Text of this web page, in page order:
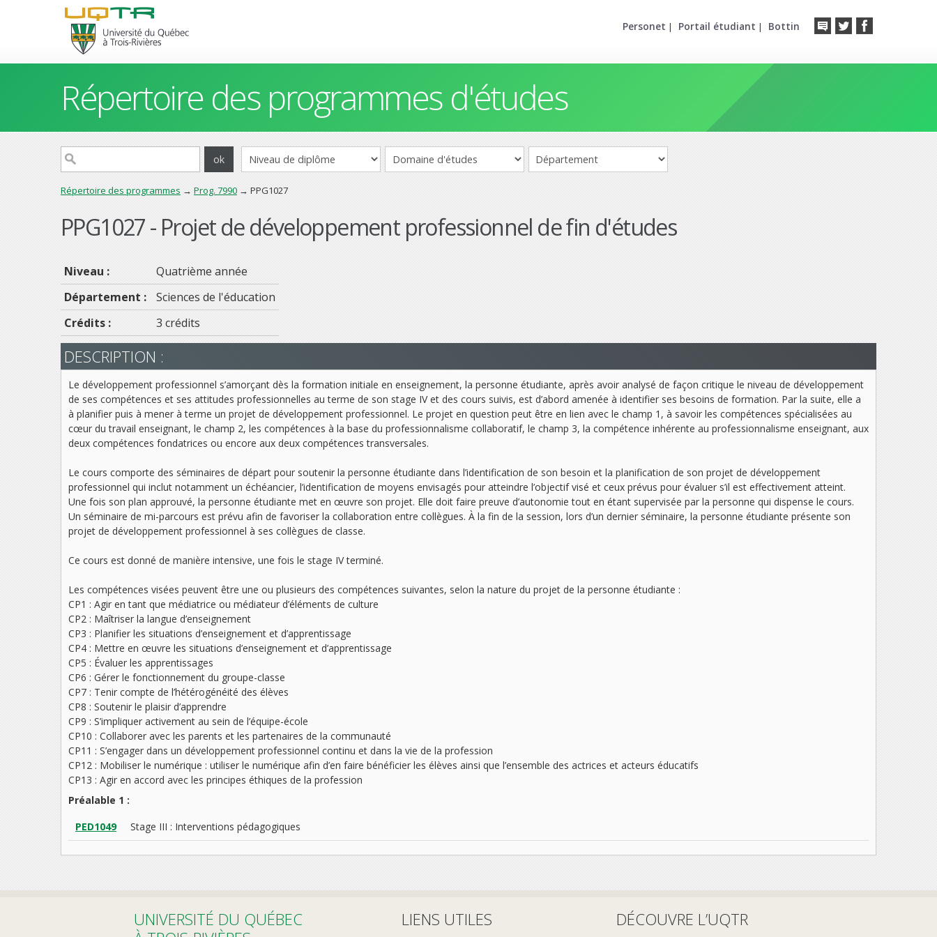
Personet | Portail étudiant | Bottin
Répertoire des programmes d'études
Répertoire des programmes → Prog. 7990 → PPG1027
PPG1027 - Projet de développement professionnel de fin d'études
Niveau :
Quatrième année
Département :
Sciences de l'éducation
Crédits :
3 crédits
DESCRIPTION :
Le développement professionnel s’amorçant dès la formation initiale en enseignement, la personne étudiante, après avoir analysé de façon critique le niveau de développement
de ses compétences et ses attitudes professionnelles au terme de son stage IV et des cours suivis, est d’abord amenée à identifier ses besoins de formation. Par la suite, elle a
à planifier puis à mener à terme un projet de développement professionnel. Le projet en question peut être en lien avec le champ 1, à savoir les compétences spécialisées au
cœur du travail enseignant, le champ 2, les compétences à la base du professionnalisme collaboratif, le champ 3, la compétence inhérente au professionnalisme enseignant, aux
deux compétences fondatrices ou encore aux deux compétences transversales.
Le cours comporte des séminaires de départ pour soutenir la personne étudiante dans l’identification de son besoin et la planification de son projet de développement
professionnel qui inclut notamment un échéancier, l’identification de moyens envisagés pour atteindre l’objectif visé et ceux prévus pour évaluer s’il est effectivement atteint.
Une fois son plan approuvé, la personne étudiante met en œuvre son projet. Elle doit faire preuve d’autonomie tout en étant supervisée par la personne qui dispense le cours.
Un séminaire de mi-parcours est prévu afin de favoriser la collaboration entre collègues. À la fin de la session, lors d’un dernier séminaire, la personne étudiante présente son
projet de développement professionnel à ses collègues de classe.
Ce cours est donné de manière intensive, une fois le stage IV terminé.
Les compétences visées peuvent être une ou plusieurs des compétences suivantes, selon la nature du projet de la personne étudiante :
CP1 : Agir en tant que médiatrice ou médiateur d’éléments de culture
CP2 : Maîtriser la langue d’enseignement
CP3 : Planifier les situations d’enseignement et d’apprentissage
CP4 : Mettre en œuvre les situations d’enseignement et d’apprentissage
CP5 : Évaluer les apprentissages
CP6 : Gérer le fonctionnement du groupe-classe
CP7 : Tenir compte de l’hétérogénéité des élèves
CP8 : Soutenir le plaisir d’apprendre
CP9 : S’impliquer activement au sein de l’équipe-école
CP10 : Collaborer avec les parents et les partenaires de la communauté
CP11 : S’engager dans un développement professionnel continu et dans la vie de la profession
CP12 : Mobiliser le numérique : utiliser le numérique afin d’en faire bénéficier les élèves ainsi que l’ensemble des actrices et acteurs éducatifs
CP13 : Agir en accord avec les principes éthiques de la profession
Préalable 1 :
PED1049
Stage III : Interventions pédagogiques
UNIVERSITÉ DU QUÉBEC
LIENS UTILES DÉCOUVRE L’UQTR